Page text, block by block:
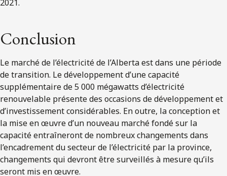
2021.
Conclusion
Le marché de l’électricité de l’Alberta est dans une période
de transition. Le développement d’une capacité
supplémentaire de 5 000 mégawatts d’électricité
renouvelable présente des occasions de développement et
d’investissement considérables. En outre, la conception et
la mise en œuvre d’un nouveau marché fondé sur la
capacité entraîneront de nombreux changements dans
l’encadrement du secteur de l’électricité par la province,
changements qui devront être surveillés à mesure qu’ils
seront mis en œuvre.